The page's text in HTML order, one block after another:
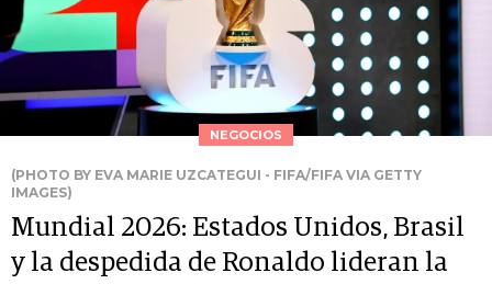
NEGOCIOS
(PHOTO BY EVA MARIE UZCATEGUI - FIFA/FIFA VIA GETTY
IMAGES)
Mundial 2026: Estados Unidos, Brasil
y la despedida de Ronaldo lideran la